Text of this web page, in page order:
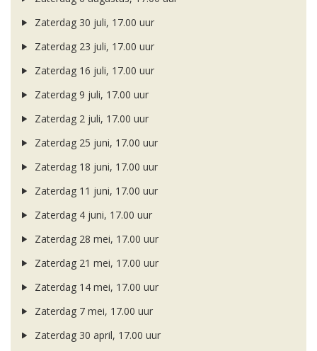
Zaterdag 30 juli, 17.00 uur
Zaterdag 23 juli, 17.00 uur
Zaterdag 16 juli, 17.00 uur
Zaterdag 9 juli, 17.00 uur
Zaterdag 2 juli, 17.00 uur
Zaterdag 25 juni, 17.00 uur
Zaterdag 18 juni, 17.00 uur
Zaterdag 11 juni, 17.00 uur
Zaterdag 4 juni, 17.00 uur
Zaterdag 28 mei, 17.00 uur
Zaterdag 21 mei, 17.00 uur
Zaterdag 14 mei, 17.00 uur
Zaterdag 7 mei, 17.00 uur
Zaterdag 30 april, 17.00 uur